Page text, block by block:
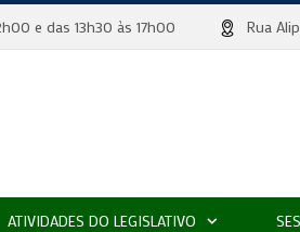
e das 13h30 às 17h00 Rua
ATIVIDADES DO LEGISLATIVO